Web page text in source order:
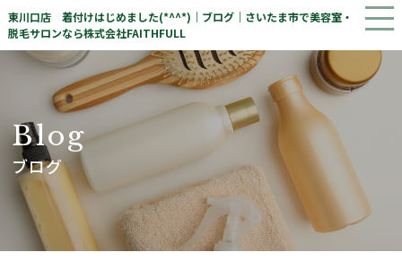
東川口店 着付けはじめました(*^^*)｜ブログ｜さいたま市で美容室・
脱毛サロンなら株式会社FAITHFULL
Blog
ブログ